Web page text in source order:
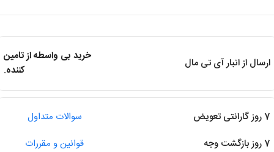
ارسال از انبار آی تی مال
خرید بی واسطه از تامین
کننده.
7 روز گارانتی تعویض
سوالات متداول
7 روز بازگشت وجه
قوانین و مقررات